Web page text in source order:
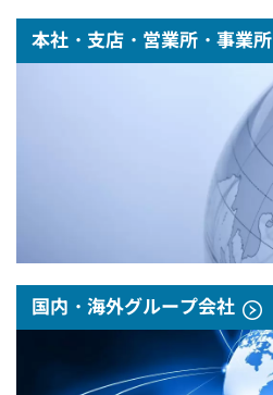
本社・支店・営業所・事業所
国内・海外グループ会社